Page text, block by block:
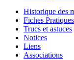
Historique des
Fiches
Trucs et astuces
Notices
Liens
Associations